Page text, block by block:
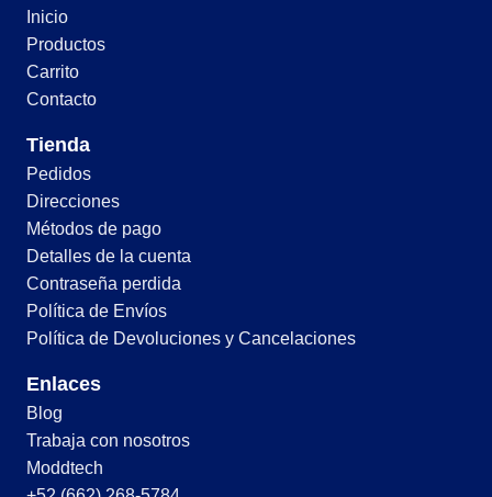
Inicio
Productos
Carrito
Contacto
Tienda
Pedidos
Direcciones
Métodos de pago
Detalles de la cuenta
Contraseña perdida
Política de Envíos
Política de Devoluciones y Cancelaciones
Enlaces
Blog
Trabaja con nosotros
Moddtech